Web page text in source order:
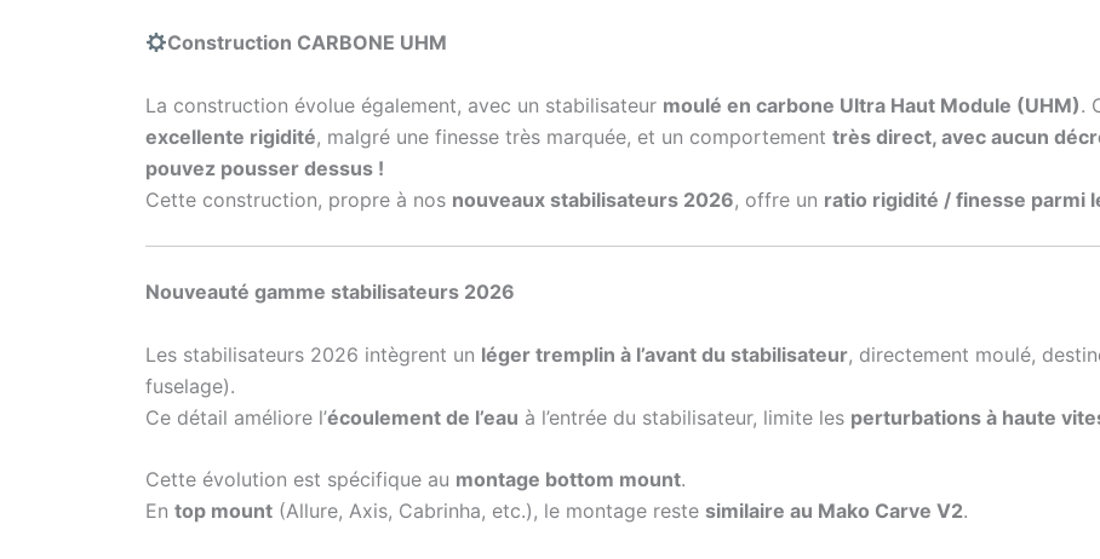
Construction CARBONE UHM
La construction évolue également, avec un stabilisateur moulé en carbone Ultra Haut Module (UHM).
excellente rigidité, malgré une finesse très marquée, et un comportement très direct, avec aucun
pouvez pousser dessus !
Cette construction, propre à nos nouveaux stabilisateurs 2026, offre un ratio rigidité / finesse parmi
Nouveauté gamme stabilisateurs 2026
Les stabilisateurs 2026 intègrent un léger tremplin à l’avant du stabilisateur, directement moulé,
fuselage).
Ce détail améliore l’écoulement de l’eau à l’entrée du stabilisateur, limite les perturbations à haute
Cette évolution est spécifique au montage bottom mount.
En top mount (Allure, Axis, Cabrinha, etc.), le montage reste similaire au Mako Carve V2.